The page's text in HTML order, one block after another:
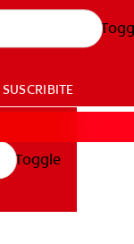
SUSCRIBITE
Toggle